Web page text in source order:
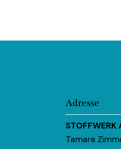
Adresse
STOFFWERK
Tamara